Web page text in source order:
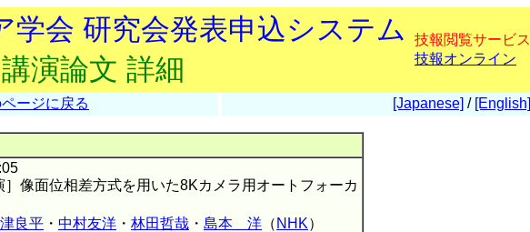
学会 研究会発表申込システム
講演論文 詳細
技報閲覧サービス
技報オンライン
ージに戻る [Japanese] / [English]
］像面位相差方式を用いた8Kカメラ用オートフォーカ
良平 ・ 中村友洋 ・ 林田哲哉 ・ 島本 洋 （ NHK）